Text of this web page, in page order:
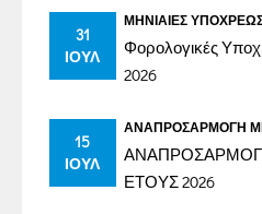
31
ΙΟΎΛ
ΜΗΝΙΑΊΕΣ
Φορολογικές
2026
15
ΙΟΎΛ
ΑΝΑΠΡΟΣΑΡΜΟΓΉ
ΕΤΟΥΣ 2026